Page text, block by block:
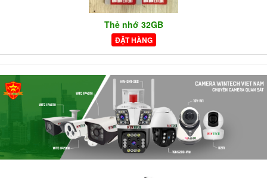
Thẻ nhớ 32GB
ĐẶT HÀNG